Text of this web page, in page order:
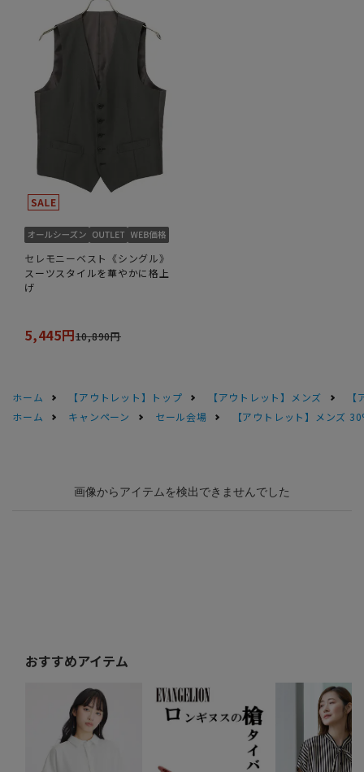
セレモニーベスト《シングル》
スーツスタイルを華やかに格上
げ
5,445円10,890円
ホーム 【アウトレット】トップ 【アウトレット】メンズ
ホーム
キャンペーン セール会場 【アウトレット】メンズ